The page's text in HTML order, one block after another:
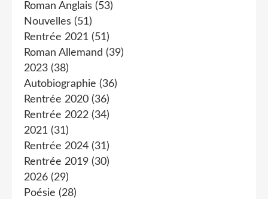
Roman Anglais (53)
Nouvelles (51)
Rentrée 2021 (51)
Roman Allemand (39)
2023 (38)
Autobiographie (36)
Rentrée 2020 (36)
Rentrée 2022 (34)
2021 (31)
Rentrée 2024 (31)
Rentrée 2019 (30)
2026 (29)
Poésie (28)